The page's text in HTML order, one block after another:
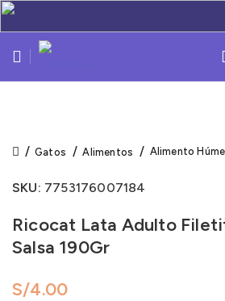
Gatos Alimentos Alimento
SKU: 7753176007184
Ricocat Lata Adulto
Salsa 190Gr
S/